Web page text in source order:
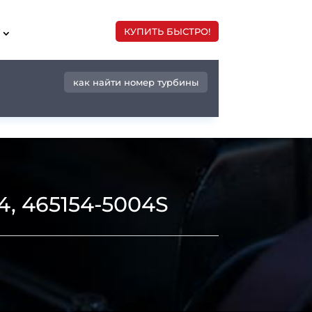
КУПИТЬ БЫСТРО!
как найти номер турбины
465154-5004S